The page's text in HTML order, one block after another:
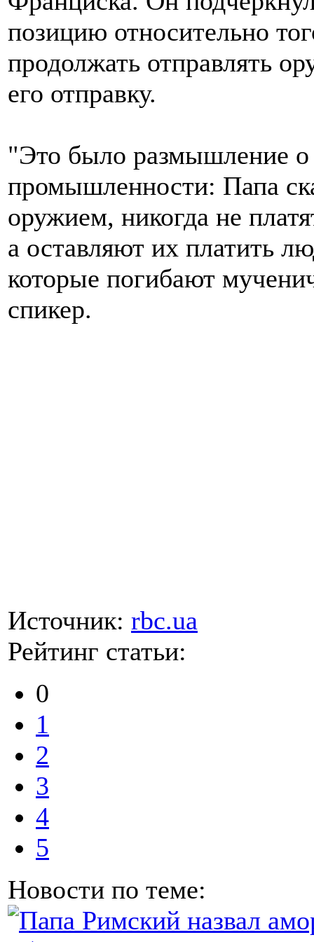
позицию относительно
продолжать отправлять
его отправку.
"Это было размышление о
промышленности: Папа
оружием, никогда не
а оставляют их платить
которые погибают
спикер.
Источник: rbc.ua
Рейтинг статьи:
0
1
2
3
4
5
Новости по теме: